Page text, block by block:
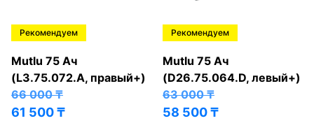
Рекомендуем
Mutlu 75 Ач
(L3.75.072.A, правый+)
66 000₸
61 500₸
Рекомендуем
Mutlu 75 Ач
(D26.75.064.D, левый+)
63 000₸
58 500₸